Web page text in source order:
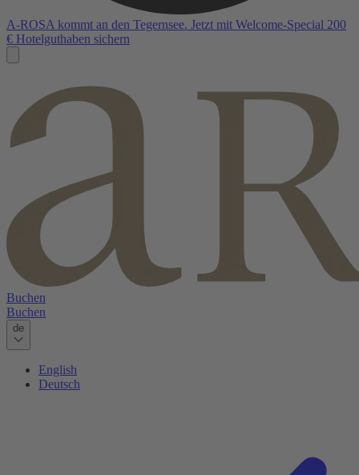
A-ROSA kommt an den Tegernsee. Jetzt mit Welcome-Special 200
€ Hotelguthaben sichern
Buchen
Buchen
de
English
Deutsch